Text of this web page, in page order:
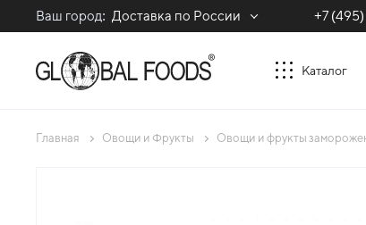
Ваш город: Доставка по России +7 (495)
Каталог
Главная Овощи и Фрукты Овощи и фрукты